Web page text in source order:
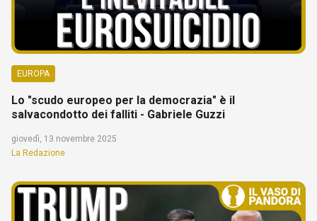
EUROPA
Lo "scudo europeo per la democrazia" è il
salvacondotto dei falliti - Gabriele Guzzi
giovedì, 13 novembre 2025
La Redazione